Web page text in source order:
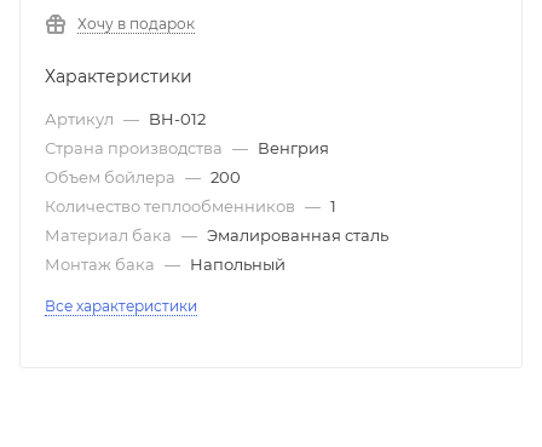
Хочу в подарок
Характеристики
Артикул — BH-012
Страна производства — Венгрия
Объем бойлера — 200
Количество теплообменников — 1
Материал бака — Эмалированная сталь
Монтаж бака — Напольный
Все характеристики